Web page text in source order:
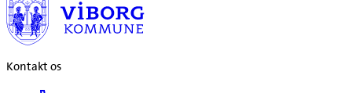
Kontakt os